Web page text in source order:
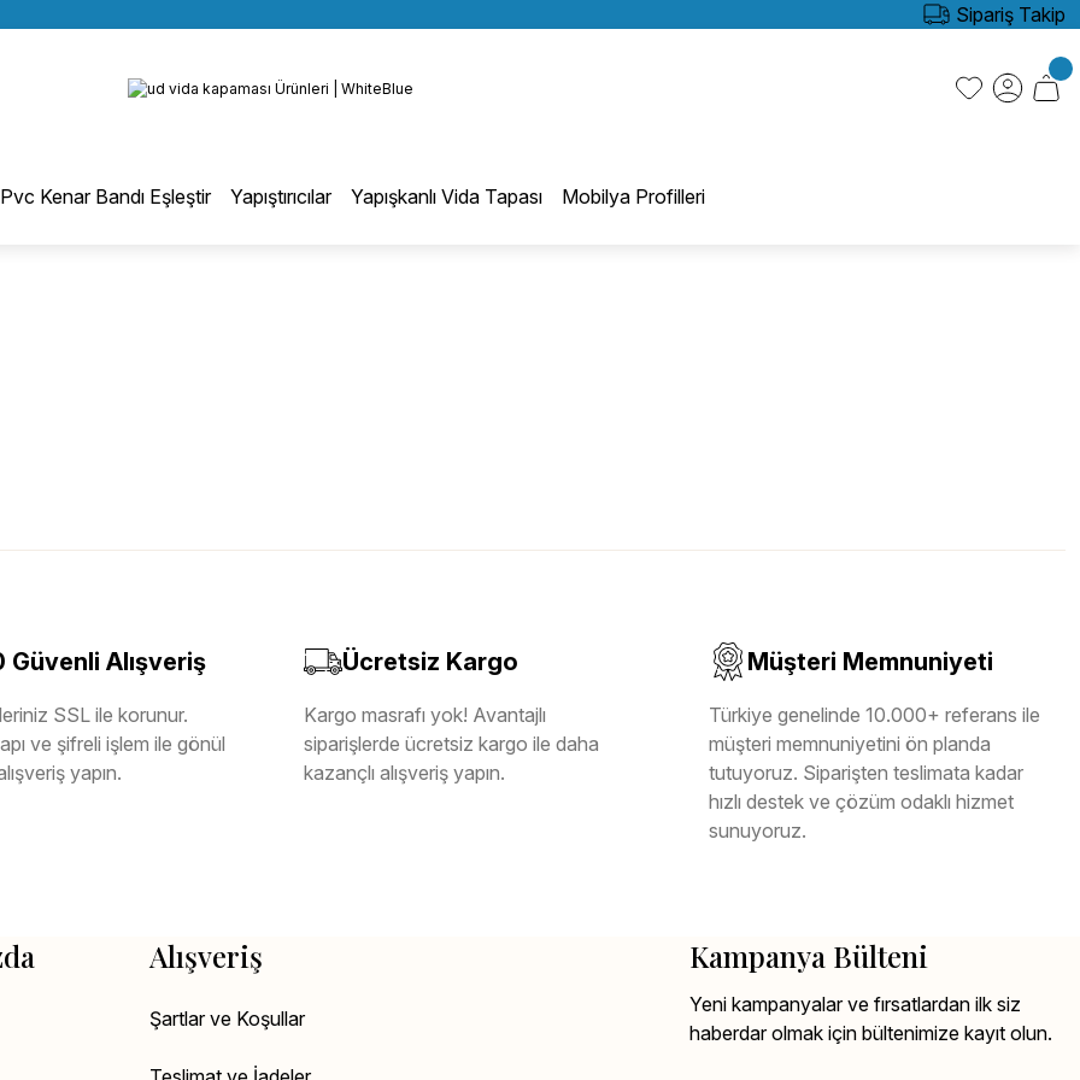
BÜTÜN ALIŞVERİŞLERİNİZDE KARGO BEDAVA!
KREDİ KARTINA 6 TAKSİT SEÇENEĞİ
Sipariş Takip
Pvc Kenar Bandı Eşleştir Yapıştırıcılar Yapışkanlı Vida Tapası Mobilya Profilleri
Güvenli Alışveriş
SSL ile korunur.
ve şifreli işlem ile gönül
yapın.
Ücretsiz Kargo
Kargo masrafı yok! Avantajlı
siparişlerde ücretsiz kargo ile daha
kazançlı alışveriş yapın.
Müşteri Memnuniyeti
Türkiye genelinde 10.000+ referans ile
müşteri memnuniyetini ön planda
tutuyoruz. Siparişten teslimata kadar
hızlı destek ve çözüm odaklı hizmet
sunuyoruz.
Alışveriş
Şartlar ve Koşullar
Kampanya Bülteni
Yeni kampanyalar ve fırsatlardan ilk siz
haberdar olmak için bültenimize kayıt olun.